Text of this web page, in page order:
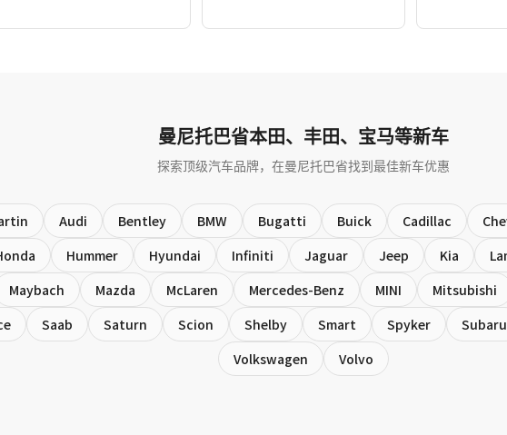
曼尼托巴省本田、丰田、宝马等新车
探索顶级汽车品牌，在曼尼托巴省找到最佳新车优惠
Audi Bentley BMW Bugatti Buick Cadillac
Hummer Hyundai Infiniti Jaguar Jeep Kia
Maybach Mazda McLaren Mercedes-Benz MINI
Mitsubishi
Saab Saturn Scion Shelby Smart Spyker
Subaru
Volkswagen
Volvo